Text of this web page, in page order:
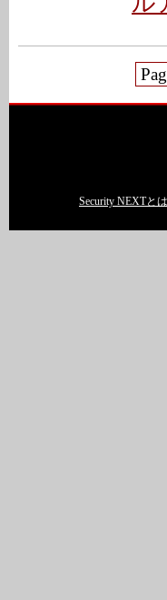
Security NEXTと